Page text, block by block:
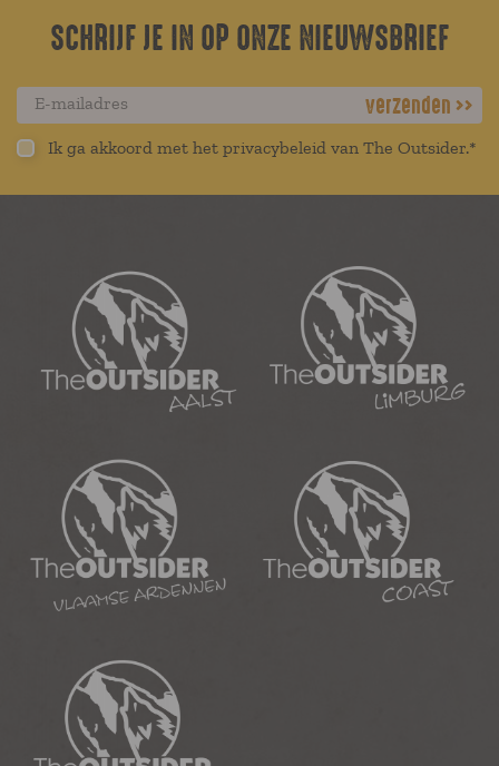
SCHRIJF JE IN OP ONZE NIEUWSBRIEF
verzenden
Ik ga akkoord met het privacybeleid van The Outsider.*